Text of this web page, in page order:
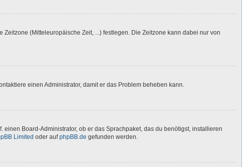
(Mitteleuropäische Zeit, ...) festlegen. Die Zeitzone kann dabei nur von
einen Administrator, damit er das Problem beheben kann.
Board-Administrator, ob er das Sprachpaket, das du benötigst, installieren
Limited oder aufphpBB.de gefunden werden.